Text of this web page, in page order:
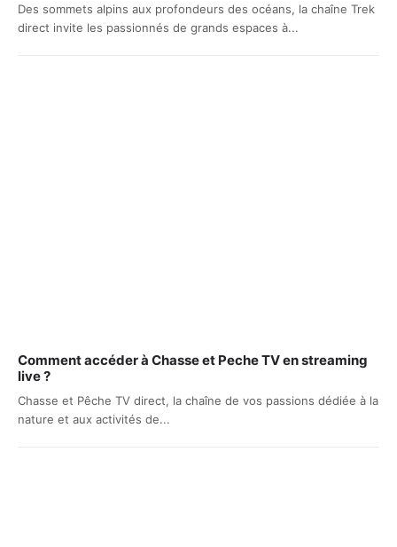
Des sommets alpins aux profondeurs des océans, la chaîne Trek
direct invite les passionnés de grands espaces à...
Comment accéder à Chasse et Peche TV en streaming
live ?
Chasse et Pêche TV direct, la chaîne de vos passions dédiée à la
nature et aux activités de...